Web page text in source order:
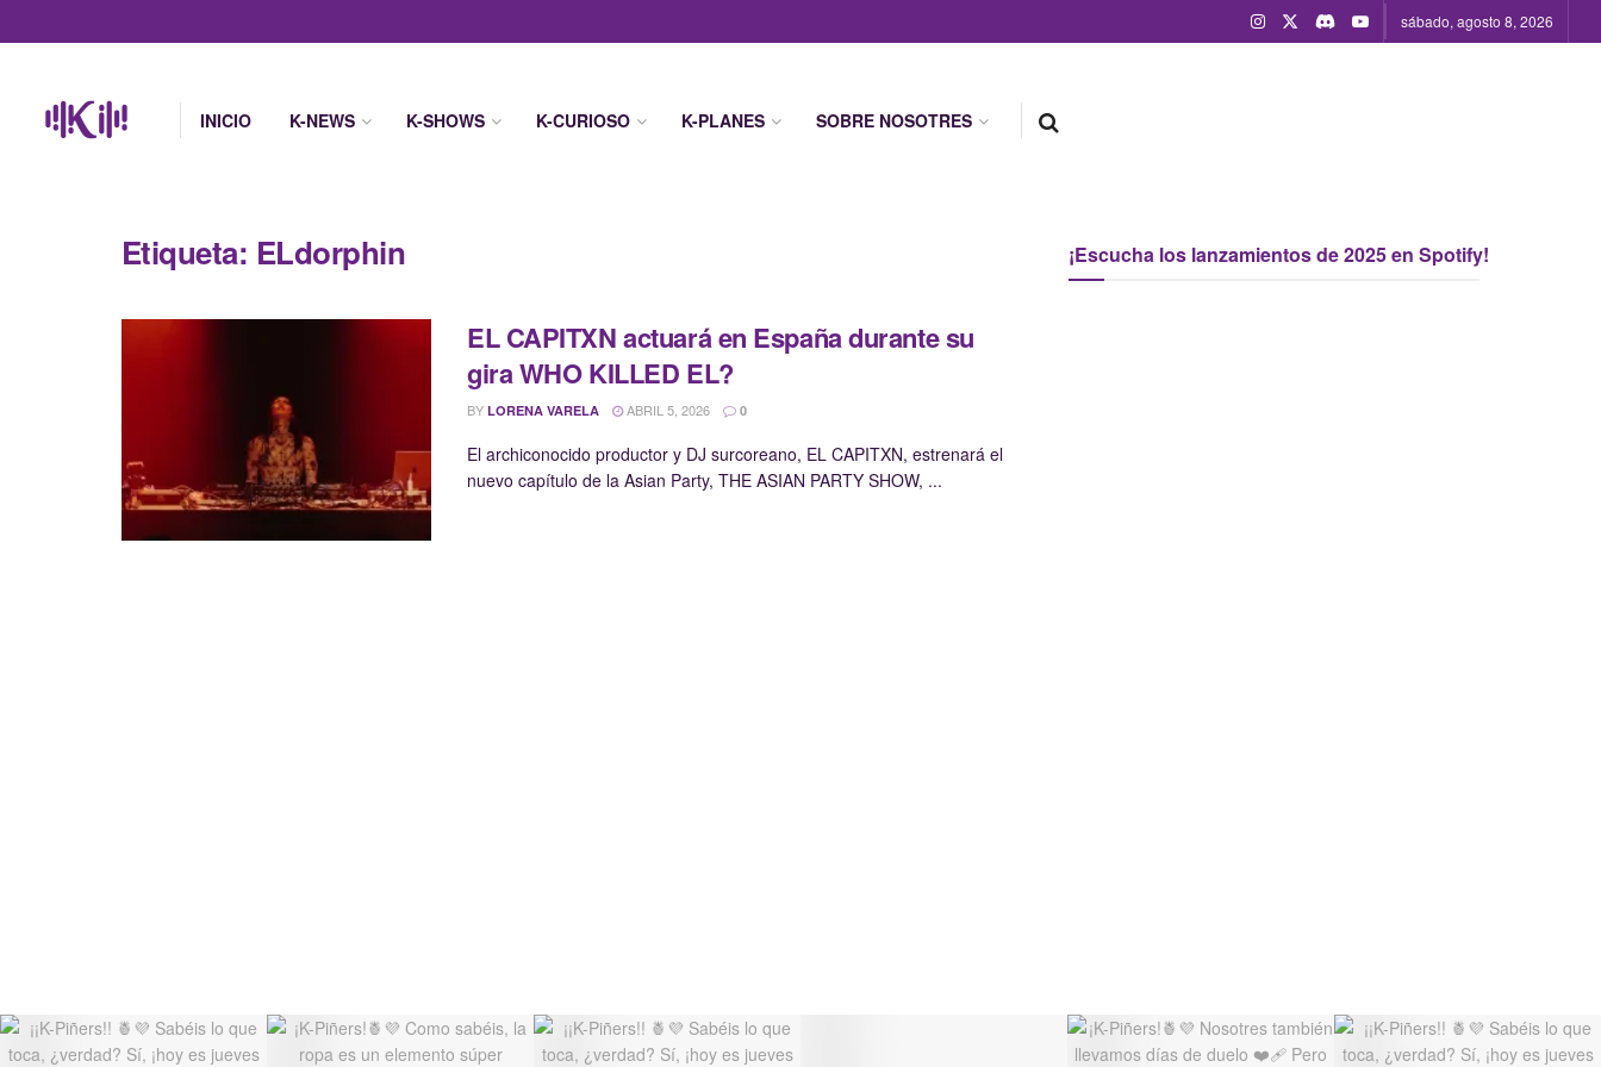
sábado, agosto 8, 2026
INICIO K-NEWS K-SHOWS K-CURIOSO K-PLANES SOBRE NOSOTRES
Etiqueta: ELdorphin
EL CAPITXN actuará en España durante su
gira WHO KILLED EL?
BY LORENA VARELA ABRIL 5, 2026 0
El archiconocido productor y DJ surcoreano, EL CAPITXN, estrenará el
nuevo capítulo de la Asian Party, THE ASIAN PARTY SHOW, ...
¡Escucha los lanzamientos de 2025 en Spotify!